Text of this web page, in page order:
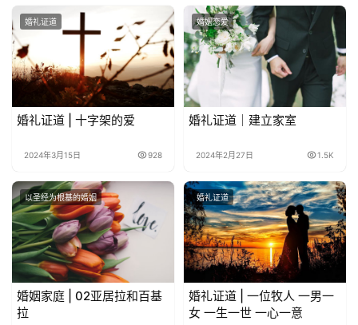
婚礼证道
婚礼证道 | 十字架的爱
2024年3月15日 928
婚姻恋爱
婚礼证道｜建立家室
2024年2月27日 1.5K
以圣经为根基的婚姻
婚姻家庭 | 02亚居拉和百基
拉
婚礼证道
婚礼证道 | 一位牧人 一男一
女 一生一世 一心一意